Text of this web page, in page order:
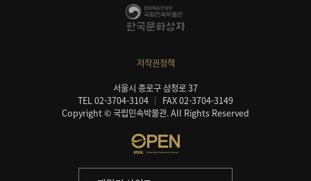
저작권정책
서울시 종로구 삼청로 37
TEL 02-3704-3104
FAX 02-3704-3149
Copyright © 국립민속박물관. All Rights Reserved